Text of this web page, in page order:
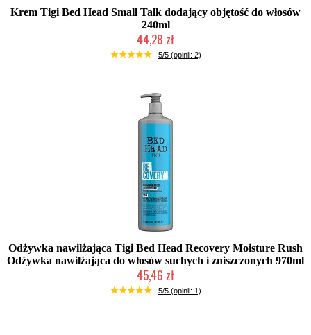
Krem Tigi Bed Head Small Talk dodający objętość do włosów
240ml
44,28 zł
Chwilowo niedostępny
5/5 (opinii: 2)
Odżywka nawilżająca Tigi Bed Head Recovery Moisture Rush
Odżywka nawilżająca do włosów suchych i zniszczonych 970ml
45,46 zł
Chwilowo niedostępny
5/5 (opinii: 1)